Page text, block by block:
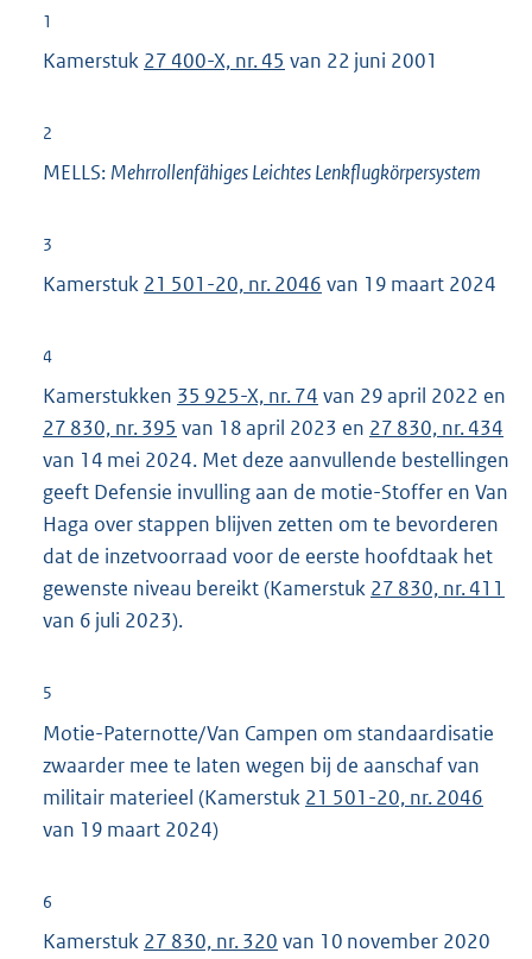
1
Kamerstuk 27 400-X, nr. 45 van 22 juni 2001
2
MELLS: Mehrrollenfähiges Leichtes Lenkflugkörpersystem
3
Kamerstuk 21 501-20, nr. 2046 van 19 maart 2024
4
Kamerstukken 35 925-X, nr. 74 van 29 april 2022 en
27 830, nr. 395 van 18 april 2023 en 27 830, nr. 434
van 14 mei 2024. Met deze aanvullende bestellingen
geeft Defensie invulling aan de motie-Stoffer en Van
Haga over stappen blijven zetten om te bevorderen
dat de inzetvoorraad voor de eerste hoofdtaak het
gewenste niveau bereikt (Kamerstuk 27 830, nr. 411
van 6 juli 2023).
5
Motie-Paternotte/Van Campen om standaardisatie
zwaarder mee te laten wegen bij de aanschaf van
militair materieel (Kamerstuk 21 501-20, nr. 2046
van 19 maart 2024)
6
Kamerstuk 27 830, nr. 320 van 10 november 2020